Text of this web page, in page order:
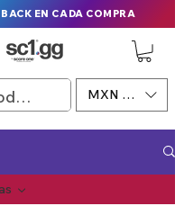
EN CADA COMPRA
MXN ($)